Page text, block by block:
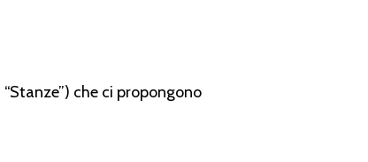
che ci propongono